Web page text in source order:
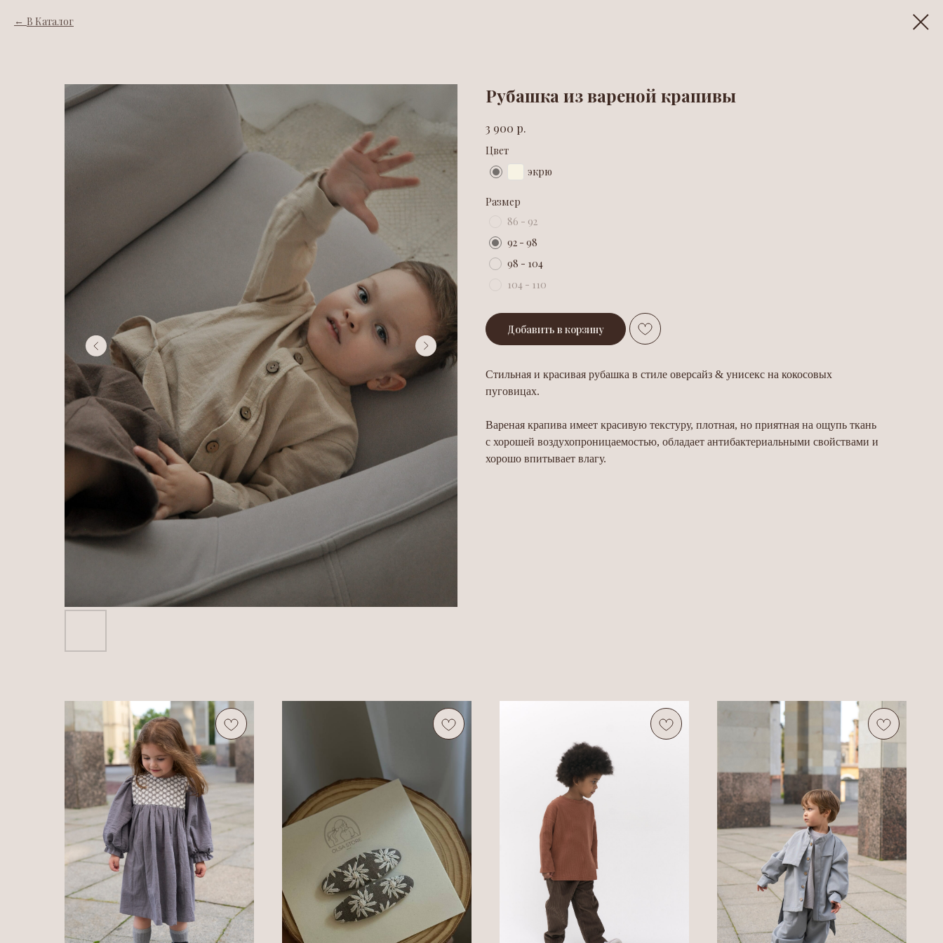
В Каталог
Рубашка из вареной крапивы
3 900 р.
Цвет
экрю
Размер
86 - 92
92 - 98
98 - 104
104 - 110
Добавить в корзину
Стильная и красивая рубашка в стиле оверсайз & унисекс на кокосовых
пуговицах.
Вареная крапива имеет красивую текстуру, плотная, но приятная на ощупь ткань
с хорошей воздухопроницаемостью, обладает антибактериальными свойствами и
хорошо впитывает влагу.